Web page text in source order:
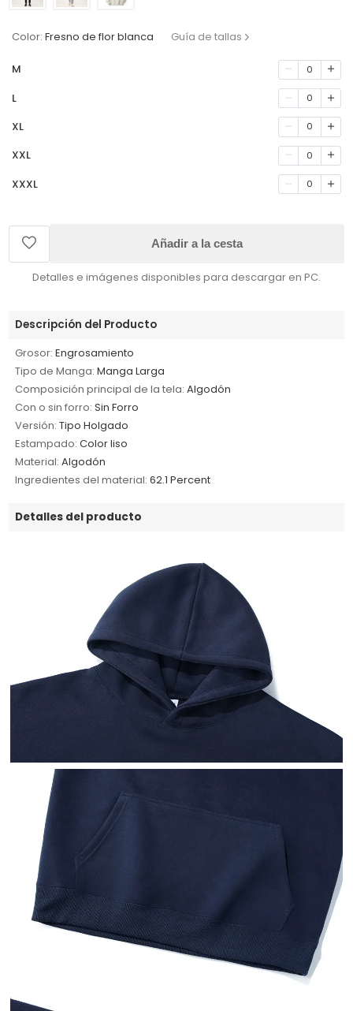
Color: Fresno de flor blanca Guía de tallas
M 0
L 0
XL 0
XXL 0
XXXL 0
Añadir a la cesta
Detalles e imágenes disponibles para descargar en PC.
Descripción del Producto
Grosor: Engrosamiento
Tipo de Manga: Manga Larga
Composición principal de la tela: Algodón
Con o sin forro: Sin Forro
Versión: Tipo Holgado
Estampado: Color liso
Material: Algodón
Ingredientes del material: 62.1 Percent
Detalles del producto